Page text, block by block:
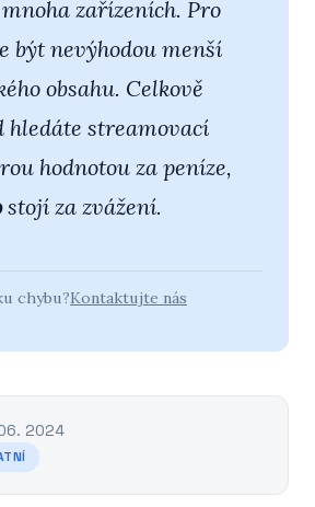
zařízeních. Pro
být nevýhodoumenší
obsahu. Celkově
hledáte streamovací
hodnotou za peníze,
stojí za zvážení.
chybu?Kontaktujte nás
2024